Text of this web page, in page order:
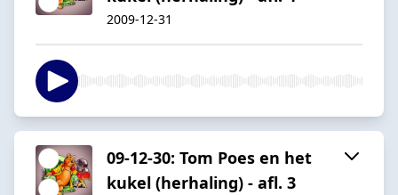
2009-12-31
09-12-30: Tom Poes en het
kukel (herhaling) - afl. 3